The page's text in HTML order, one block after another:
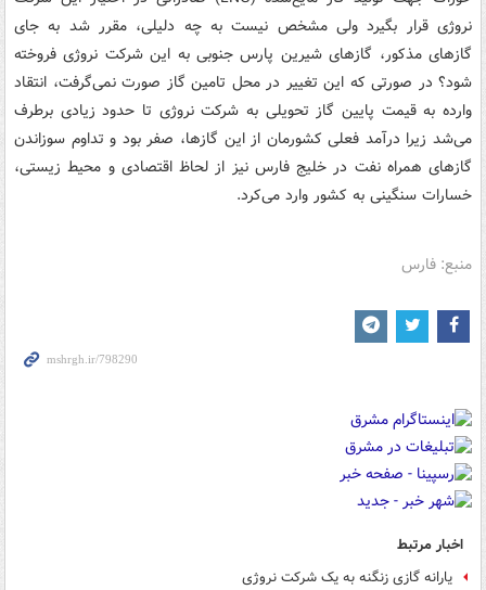
نروژی قرار بگیرد ولی مشخص نیست به چه دلیلی، مقرر شد به جای
گازهای مذکور، گازهای شیرین پارس جنوبی به این شرکت نروژی فروخته
شود؟ در صورتی که این تغییر در محل تامین گاز صورت نمی‌گرفت، انتقاد
وارده به قیمت پایین گاز تحویلی به شرکت نروژی تا حدود زیادی برطرف
می‌شد زیرا درآمد فعلی کشورمان از این گازها، صفر بود و تداوم سوزاندن
گازهای همراه نفت در خلیج فارس نیز از لحاظ اقتصادی و محیط زیستی،
خسارات سنگینی به کشور وارد می‌کرد.
منبع: فارس
اخبار مرتبط
یارانه گازی زنگنه به یک شرکت نروژی